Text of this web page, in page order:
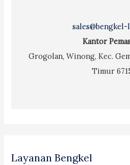
sales@bengkel-
Kantor
Grogolan, Winong, Kec.
Timur
Layanan Bengkel